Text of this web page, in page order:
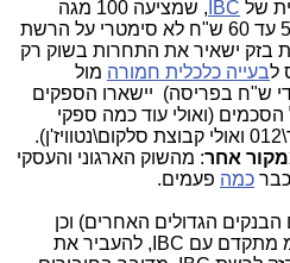
של IBC
, שמציעה 100 מגה
סימטרי ב- 100 ש"ח (מול ה- 50 עד 60 ש"ח לא סימטרי על הרשת
בזק ישאיר את התחרות בשוק רק
בעייה כלכלית חמורה מול
ש"ח בפריסה) יישארו הספקים
(ואולי עוד כמה ספקי
אינטרנט, לרבות קבוצת פרטנר\012 ואולי קבוצת סלקום\נטוויז'ן).
אחר: מהשוק הארגוני והעסקי
כבר כמה פעמים.
הבנקים הגדולים האחרים) וכן
משרד הביטחון, נמצאים במו"מ מתקדם עם IBC, להעביר את